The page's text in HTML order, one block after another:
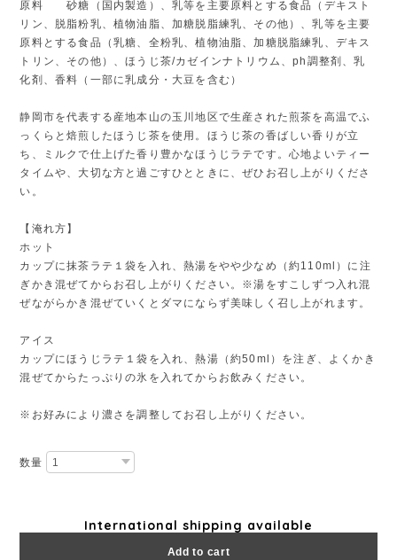
原料 砂糖（国内製造）、乳等を主要原料とする食品（デキスト
リン、脱脂粉乳、植物油脂、加糖脱脂練乳、その他）、乳等を主要
原料とする食品（乳糖、全粉乳、植物油脂、加糖脱脂練乳、デキス
トリン、その他）、ほうじ茶/カゼインナトリウム、ph調整剤、乳
化剤、香料（一部に乳成分・大豆を含む）
静岡市を代表する産地本山の玉川地区で生産された煎茶を高温でふ
っくらと焙煎したほうじ茶を使用。ほうじ茶の香ばしい香りが立
ち、ミルクで仕上げた香り豊かなほうじラテです。心地よいティー
タイムや、大切な方と過ごすひとときに、ぜひお召し上がりくださ
い。
【淹れ方】
ホット
カップに抹茶ラテ１袋を入れ、熱湯をやや少なめ（約110ml）に注
ぎかき混ぜてからお召し上がりください。※湯をすこしずつ入れ混
ぜながらかき混ぜていくとダマにならず美味しく召し上がれます。
アイス
カップにほうじラテ１袋を入れ、熱湯（約50ml）を注ぎ、よくかき
混ぜてからたっぷりの氷を入れてからお飲みください。
※お好みにより濃さを調整してお召し上がりください。
数量
International shipping available
Add to cart